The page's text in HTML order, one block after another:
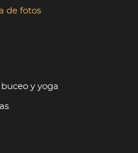
de fotos
y yoga